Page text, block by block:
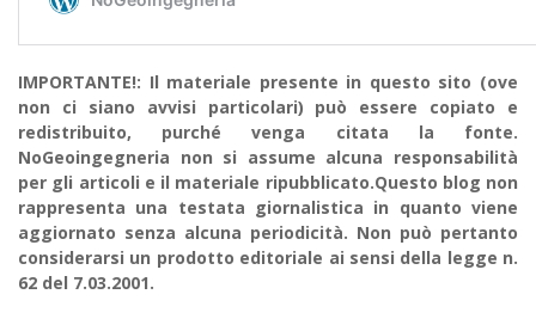
IMPORTANTE!: Il materiale presente in questo sito (ove
non ci siano avvisi particolari) può essere copiato e
redistribuito, purché venga citata la fonte.
NoGeoingegneria non si assume alcuna responsabilità
per gli articoli e il materiale ripubblicato.Questo blog non
rappresenta una testata giornalistica in quanto viene
aggiornato senza alcuna periodicità. Non può pertanto
considerarsi un prodotto editoriale ai sensi della legge n.
62 del 7.03.2001.